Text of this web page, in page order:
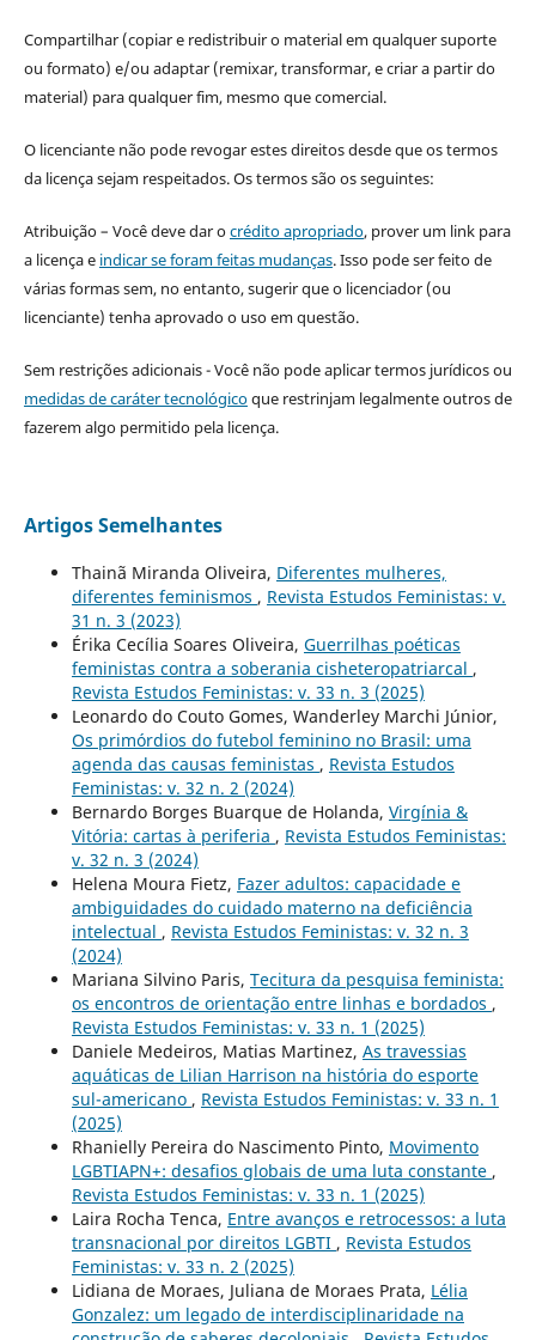
Compartilhar (copiar e redistribuir o material em qualquer suporte
ou formato) e/ou adaptar (remixar, transformar, e criar a partir do
material) para qualquer fim, mesmo que comercial.
O licenciante não pode revogar estes direitos desde que os termos
da licença sejam respeitados. Os termos são os seguintes:
Atribuição – Você deve dar ocrédito apropriado, prover um link para
a licença e indicar se foram feitas mudanças. Isso pode ser feito de
várias formas sem, no entanto, sugerir que o licenciador (ou
licenciante) tenha aprovado o uso em questão.
Sem restrições adicionais - Você não pode aplicar termos jurídicos ou
medidas de caráter tecnológicoque restrinjam legalmente outros de
fazerem algo permitido pela licença.
Artigos Semelhantes
Thainã Miranda Oliveira, Diferentes mulheres,
diferentes feminismos , Revista Estudos Feministas: v.
31 n. 3 (2023)
Érika Cecília Soares Oliveira, Guerrilhas poéticas
feministas contra a soberania cisheteropatriarcal ,
Revista Estudos Feministas: v. 33 n. 3 (2025)
Leonardo do Couto Gomes, Wanderley Marchi Júnior,
Os primórdios do futebol feminino no Brasil: uma
agenda das causas feministas , Revista Estudos
Feministas: v. 32 n. 2 (2024)
Bernardo Borges Buarque de Holanda, Virgínia &
Vitória: cartas à periferia , Revista Estudos Feministas:
v. 32 n. 3 (2024)
Helena Moura Fietz, Fazer adultos: capacidade e
ambiguidades do cuidado materno na deficiência
intelectual , Revista Estudos Feministas: v. 32 n. 3
(2024)
Mariana Silvino Paris, Tecitura da pesquisa feminista:
os encontros de orientação entre linhas e bordados ,
Revista Estudos Feministas: v. 33 n. 1 (2025)
Daniele Medeiros, Matias Martinez, As travessias
aquáticas de Lilian Harrison na história do esporte
sul-americano , Revista Estudos Feministas: v. 33 n. 1
(2025)
Rhanielly Pereira do Nascimento Pinto, Movimento
LGBTIAPN+: desafios globais de uma luta constante ,
Revista Estudos Feministas: v. 33 n. 1 (2025)
Laira Rocha Tenca, Entre avanços e retrocessos: a luta
transnacional por direitos LGBTI , Revista Estudos
Feministas: v. 33 n. 2 (2025)
Lidiana de Moraes, Juliana de Moraes Prata, Lélia
Gonzalez: um legado de interdisciplinaridade na